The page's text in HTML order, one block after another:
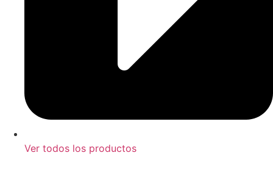
Ver todos los productos